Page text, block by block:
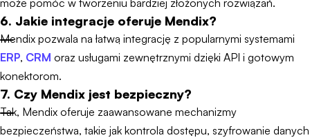
może pomóc w tworzeniu bardziej złożonych rozwiązań.
6. Jakie integracje oferuje Mendix?
Mendix pozwala na łatwą integrację z popularnymi systemami
ERP, CRM oraz usługami zewnętrznymi dzięki API i gotowym
konektorom.
7. Czy Mendix jest bezpieczny?
Tak, Mendix oferuje zaawansowane mechanizmy
bezpieczeństwa, takie jak kontrola dostępu, szyfrowanie danych